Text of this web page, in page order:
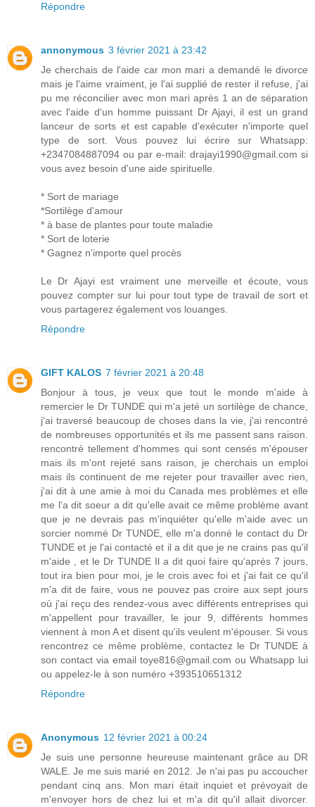
Répondre
annonymous 3 février 2021 à 23:42
Je cherchais de l'aide car mon mari a demandé le divorce
mais je l'aime vraiment, je l'ai supplié de rester il refuse, j'ai
pu me réconcilier avec mon mari après 1 an de séparation
avec l'aide d'un homme puissant Dr Ajayi, il est un grand
lanceur de sorts et est capable d'exécuter n'importe quel
type de sort. Vous pouvez lui écrire sur Whatsapp:
+2347084887094 ou par e-mail: drajayi1990@gmail.com si
vous avez besoin d'une aide spirituelle.
* Sort de mariage
*Sortilège d'amour
* à base de plantes pour toute maladie
* Sort de loterie
* Gagnez n'importe quel procès
Le Dr Ajayi est vraiment une merveille et écoute, vous
pouvez compter sur lui pour tout type de travail de sort et
vous partagerez également vos louanges.
Répondre
GIFT KALOS 7 février 2021 à 20:48
Bonjour à tous, je veux que tout le monde m'aide à
remercier le Dr TUNDE qui m'a jeté un sortilège de chance,
j'ai traversé beaucoup de choses dans la vie, j'ai rencontré
de nombreuses opportunités et ils me passent sans raison.
rencontré tellement d'hommes qui sont censés m'épouser
mais ils m'ont rejeté sans raison, je cherchais un emploi
mais ils continuent de me rejeter pour travailler avec rien,
j'ai dit à une amie à moi du Canada mes problèmes et elle
me l'a dit soeur a dit qu'elle avait ce même problème avant
que je ne devrais pas m'inquiéter qu'elle m'aide avec un
sorcier nommé Dr TUNDE, elle m'a donné le contact du Dr
TUNDE et je l'ai contacté et il a dit que je ne crains pas qu'il
m'aide , et le Dr TUNDE Il a dit quoi faire qu'après 7 jours,
tout ira bien pour moi, je le crois avec foi et j'ai fait ce qu'il
m'a dit de faire, vous ne pouvez pas croire aux sept jours
où j'ai reçu des rendez-vous avec différents entreprises qui
m'appellent pour travailler, le jour 9, différents hommes
viennent à mon A et disent qu'ils veulent m'épouser. Si vous
rencontrez ce même problème, contactez le Dr TUNDE à
son contact via email toye816@gmail.com ou Whatsapp lui
ou appelez-le à son numéro +393510651312
Répondre
Anonymous 12 février 2021 à 00:24
Je suis une personne heureuse maintenant grâce au DR
WALE. Je me suis marié en 2012. Je n'ai pas pu accoucher
pendant cinq ans. Mon mari était inquiet et prévoyait de
m'envoyer hors de chez lui et m'a dit qu'il allait divorcer.